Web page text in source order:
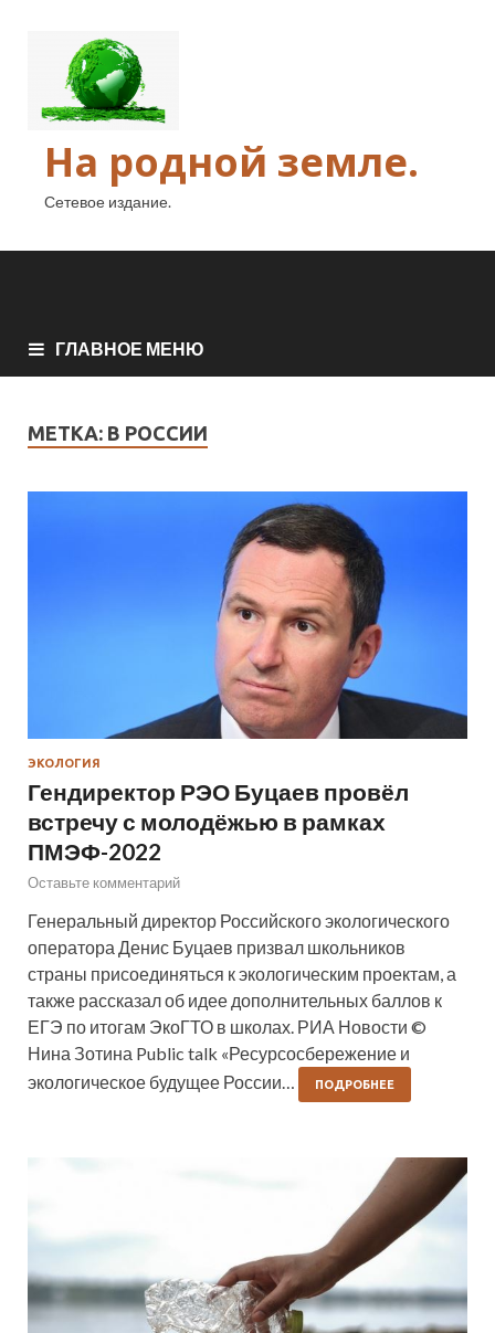
На родной земле.
Сетевое издание.
ГЛАВНОЕ МЕНЮ
МЕТКА: В РОССИИ
ЭКОЛОГИЯ
Гендиректор РЭО Буцаев провёл
встречу с молодёжью в рамках
ПМЭФ-2022
Оставьте комментарий
Генеральный директор Российского экологического
оператора Денис Буцаев призвал школьников
страны присоединяться к экологическим проектам, а
также рассказал об идее дополнительных баллов к
ЕГЭ по итогам ЭкоГТО в школах. РИА Новости ©
Нина Зотина Public talk «Ресурсосбережение и
экологическое будущее России…
ПОДРОБНЕЕ